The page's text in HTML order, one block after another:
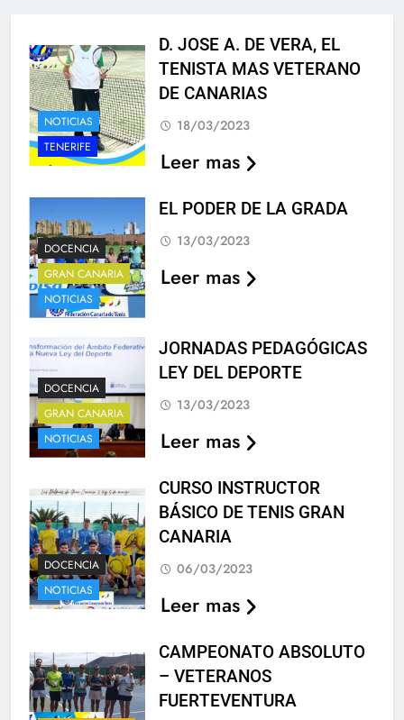
NOTICIAS
TENERIFE
D. JOSE A. DE VERA, EL
TENISTA MAS VETERANO
DE CANARIAS
18/03/2023
Leer mas
DOCENCIA
GRAN CANARIA
NOTICIAS
EL PODER DE LA GRADA
13/03/2023
Leer mas
DOCENCIA
GRAN CANARIA
NOTICIAS
JORNADAS PEDAGÓGICAS
LEY DEL DEPORTE
13/03/2023
Leer mas
DOCENCIA
NOTICIAS
CURSO INSTRUCTOR
BÁSICO DE TENIS GRAN
CANARIA
06/03/2023
Leer mas
CAMPEONATO ABSOLUTO
– VETERANOS
FUERTEVENTURA